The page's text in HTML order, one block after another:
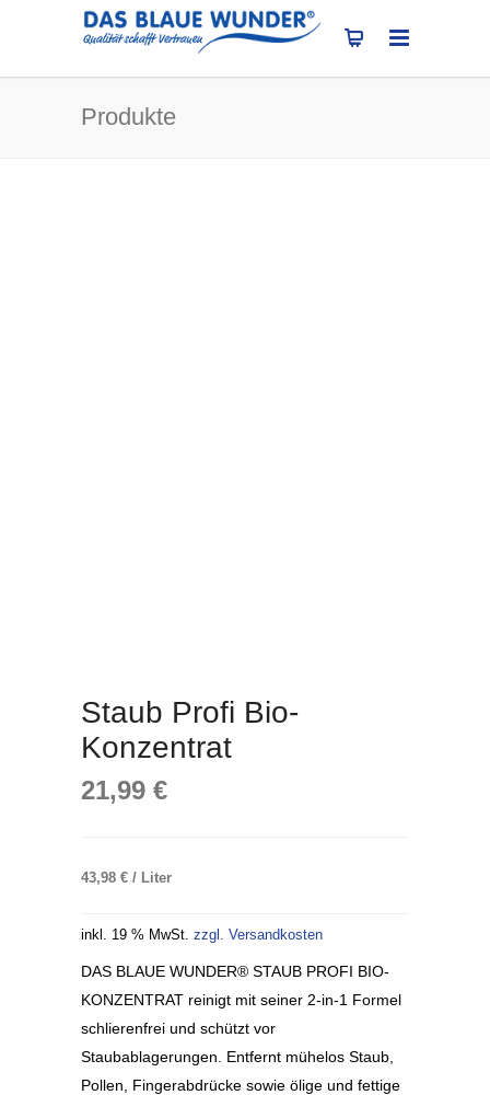
Produkte
Staub Profi Bio-
Konzentrat
21,99 €
43,98 € / Liter
inkl. 19 % MwSt. zzgl. Versandkosten
DAS BLAUE WUNDER® STAUB PROFI BIO-
KONZENTRAT reinigt mit seiner 2-in-1 Formel
schlierenfrei und schützt vor
Staubablagerungen. Entfernt mühelos Staub,
Pollen, Fingerabdrücke sowie ölige und fettige